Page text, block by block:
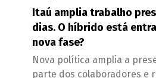
Itaú amplia trabalho
dias. O híbrido está
nova fase?
Nova política amplia a
parte dos colaboradores e